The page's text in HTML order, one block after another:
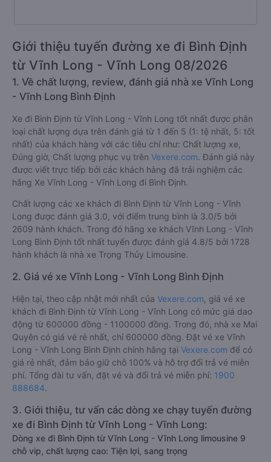
Giới thiệu tuyến đường xe đi Bình Định
từ Vĩnh Long - Vĩnh Long 08/2026
1. Về chất lượng, review, đánh giá nhà xe Vĩnh Long
- Vĩnh Long Bình Định
Xe đi Bình Định từ Vĩnh Long - Vĩnh Long tốt nhất được phân
loại chất lượng dựa trên đánh giá từ 1 đến 5 (1: tệ nhất, 5: tốt
nhất) của khách hàng với các tiêu chí như: Chất lượng xe,
Đúng giờ, Chất lượng phục vụ trên Vexere.com. Đánh giá này
được viết trực tiếp bởi các khách hàng đã trải nghiệm các
hãng Xe Vĩnh Long - Vĩnh Long đi Bình Định.
Chất lượng các xe khách đi Bình Định từ Vĩnh Long - Vĩnh
Long được đánh giá 3.0, với điểm trung bình là 3.0/5 bởi
2609 hành khách. Trong đó hãng xe khách Vĩnh Long - Vĩnh
Long Bình Định tốt nhất tuyến được đánh giá 4.8/5 bởi 1728
hành khách là nhà xe Trọng Thủy Limousine.
2. Giá vé xe Vĩnh Long - Vĩnh Long Bình Định
Hiện tại, theo cập nhật mới nhất của Vexere.com , giá vé xe
khách đi Bình Định từ Vĩnh Long - Vĩnh Long có mức giá dao
động từ 600000 đồng - 1100000 đồng. Trong đó, nhà xe Mai
Quyên có giá vé rẻ nhất, chỉ 600000 đồng. Đặt vé xe Vĩnh
Long - Vĩnh Long Bình Định chính hãng tại Vexere.com để có
giá rẻ nhất, đảm bảo giữ chỗ 100% và hỗ trợ đổi trả vé miễn
phí. Tổng đài tư vấn, đặt vé và đổi trả vé miễn phí: 1900
888684.
3. Giới thiệu, tư vấn các dòng xe chạy tuyến đường
xe đi Bình Định từ Vĩnh Long - Vĩnh Long:
Dòng xe đi Bình Định từ Vĩnh Long - Vĩnh Long limousine 9
chỗ vip, chất lượng cao: Tiện lợi, sang trọng